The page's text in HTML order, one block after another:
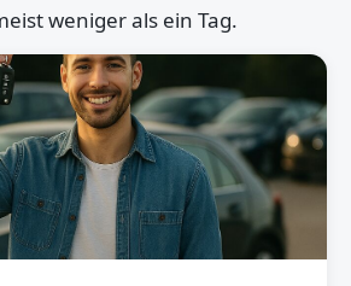
weniger als ein Tag.